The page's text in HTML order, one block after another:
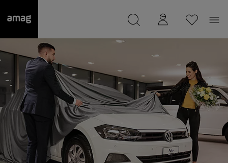
wurde als Ihre Garage gespeichert.